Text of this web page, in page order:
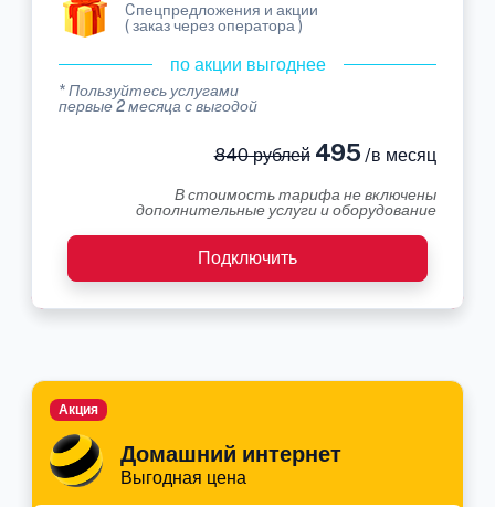
Cпецпредложения и акции
( заказ через оператора )
по акции выгоднее
* Пользуйтесь услугами
первые 2 месяца с выгодой
840 рублей495 /в месяц
В стоимость тарифа не включены
дополнительные услуги и оборудование
Подключить
Домашний интернет
Выгодная цена
Акция